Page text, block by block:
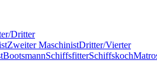
Dritter
Zweiter MaschinistDritter/Vierter
BootsmannSchiffsfitterSchiffskoch